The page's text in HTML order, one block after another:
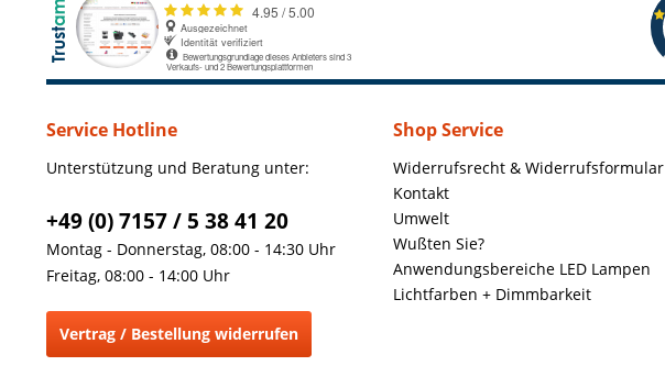
Service Hotline
Unterstützung und Beratung unter:
+49 (0) 7157 / 5 38 41 20
Montag - Donnerstag, 08:00 - 14:30 Uhr
Freitag, 08:00 - 14:00 Uhr
Vertrag / Bestellung widerrufen
Shop Service
Widerrufsrecht & Widerrufsformular
Kontakt
Umwelt
Wußten Sie?
Anwendungsbereiche LED Lampen
Lichtfarben + Dimmbarkeit